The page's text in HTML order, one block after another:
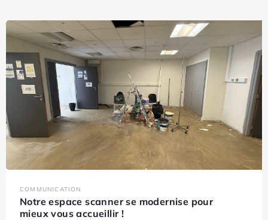
COMMUNICATION
Notre espace scanner se modernise pour
mieux vous accueillir !